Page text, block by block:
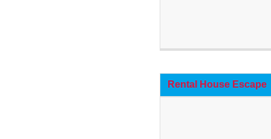
Rental House Escape